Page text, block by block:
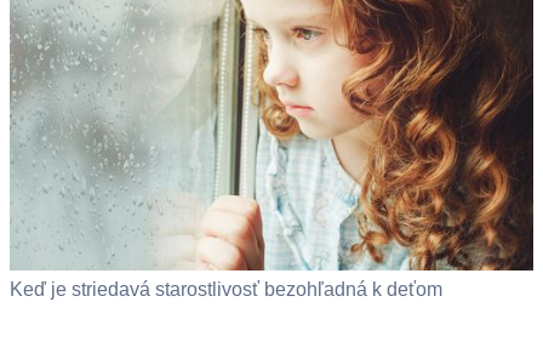
Keď je striedavá starostlivosť bezohľadná k deťom